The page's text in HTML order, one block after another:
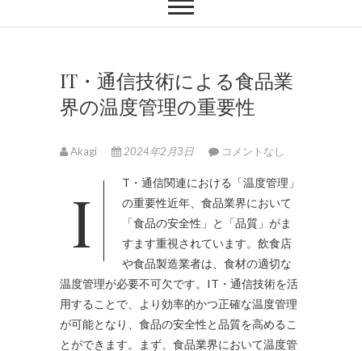
IT・通信技術による食品業
界の温度管理の重要性
Akagi 2024年2月3日 コメントなし
IT・通信関連における「温度管理」
の重要性近年、食品業界において
「食品の安全性」と「品質」がま
すます重視されています。 飲食店
や食品製造業者は、食材の適切な
温度管理が必要不可欠です。IT・通信技術を活
用することで、より効率的かつ正確な温度管理
が可能となり、食品の安全性と品質を高めるこ
とができます。まず、食品業界において温度管